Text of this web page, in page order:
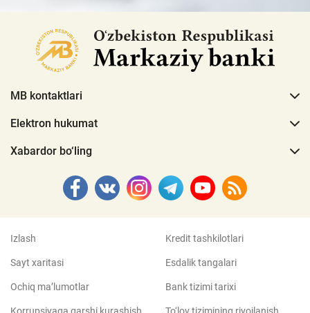
MB kontaktlari
Elektron hukumat
Xabardor bo‘ling
Izlash
Sayt xaritasi
Ochiq ma’lumotlar
Kredit tashkilotlari
Esdalik tangalari
Bank tizimi tarixi